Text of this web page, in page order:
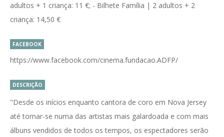
adultos + 1 criança: 11 €; - Bilhete Família | 2 adultos + 2
criança: 14,50 €
FACEBOOK
https://www.facebook.com/cinema.fundacao.ADFP/
DESCRIÇÃO
"Desde os inícios enquanto cantora de coro em Nova Jersey
até tornar-se numa das artistas mais galardoada e com mais
álbuns vendidos de todos os tempos, os espectadores serão